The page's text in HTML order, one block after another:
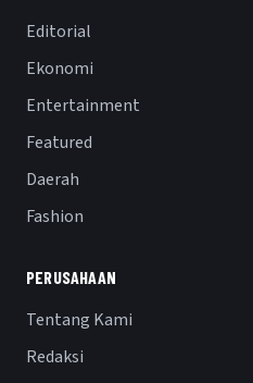
Editorial
Ekonomi
Entertainment
Featured
Daerah
Fashion
PERUSAHAAN
Tentang Kami
Redaksi